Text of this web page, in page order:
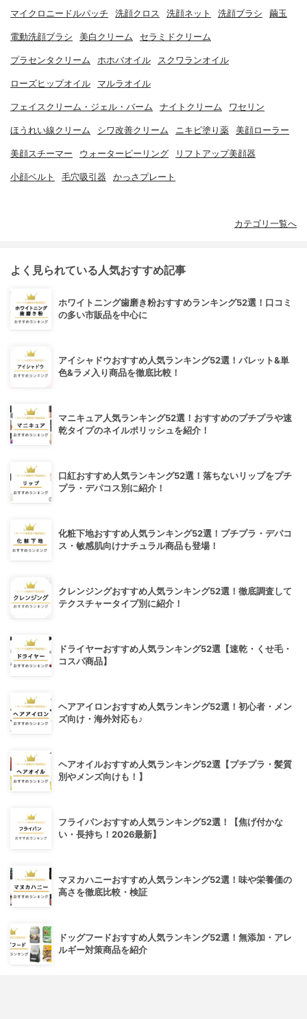
マイクロニードルパッチ 洗顔クロス 洗顔ネット 洗顔ブラシ 繭玉
電動洗顔ブラシ 美白クリーム セラミドクリーム
プラセンタクリーム ホホバオイル スクワランオイル
ローズヒップオイル マルラオイル
フェイスクリーム・ジェル・バーム ナイトクリーム ワセリン
ほうれい線クリーム シワ改善クリーム ニキビ塗り薬 美顔ローラー
美顔スチーマー ウォーターピーリング リフトアップ美顔器
小顔ベルト 毛穴吸引器 かっさプレート
カテゴリ一覧へ
よく見られている人気おすすめ記事
ホワイトニング歯磨き粉おすすめランキング52選！口コミ
の多い市販品を中心に
アイシャドウおすすめ人気ランキング52選！パレット&単
色&ラメ入り商品を徹底比較！
マニキュア人気ランキング52選！おすすめのプチプラや速
乾タイプのネイルポリッシュを紹介！
口紅おすすめ人気ランキング52選！落ちないリップをプチ
プラ・デパコス別に紹介！
化粧下地おすすめ人気ランキング52選！プチプラ・デパコ
ス・敏感肌向けナチュラル商品も登場！
クレンジングおすすめ人気ランキング52選！徹底調査して
テクスチャータイプ別に紹介！
ドライヤーおすすめ人気ランキング52選【速乾・くせ毛・
コスパ商品】
ヘアアイロンおすすめ人気ランキング52選！初心者・メン
ズ向け・海外対応も♪
ヘアオイルおすすめ人気ランキング52選【プチプラ・髪質
別やメンズ向けも！】
フライパンおすすめ人気ランキング52選！【焦げ付かな
い・長持ち！2026最新】
マヌカハニーおすすめ人気ランキング52選！味や栄養価の
高さを徹底比較・検証
ドッグフードおすすめ人気ランキング52選！無添加・アレ
ルギー対策商品を紹介